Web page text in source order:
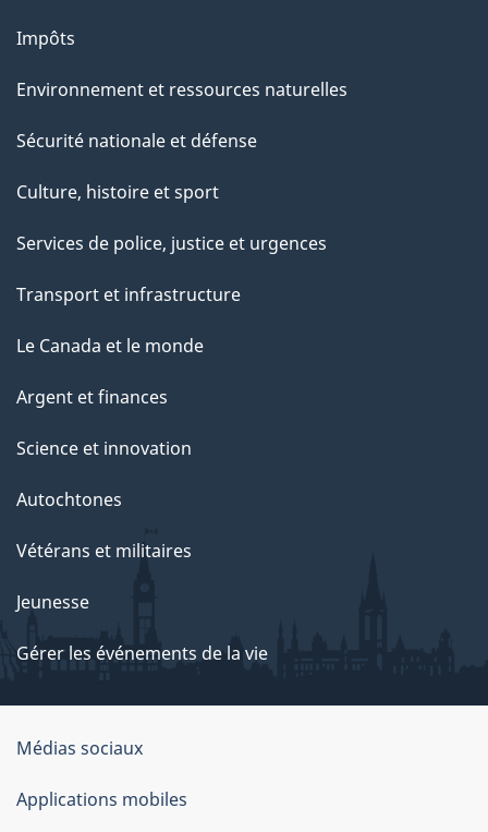
Impôts
Environnement et ressources naturelles
Sécurité nationale et défense
Culture, histoire et sport
Services de police, justice et urgences
Transport et infrastructure
Le Canada et le monde
Argent et finances
Science et innovation
Autochtones
Vétérans et militaires
Jeunesse
Gérer les événements de la vie
Organisation
du
gouvernement
Médias sociaux
Applications mobiles